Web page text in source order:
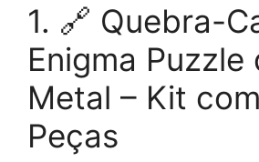
1. 🔗 Quebra-
Enigma Puzzle
Metal – Kit
Peças